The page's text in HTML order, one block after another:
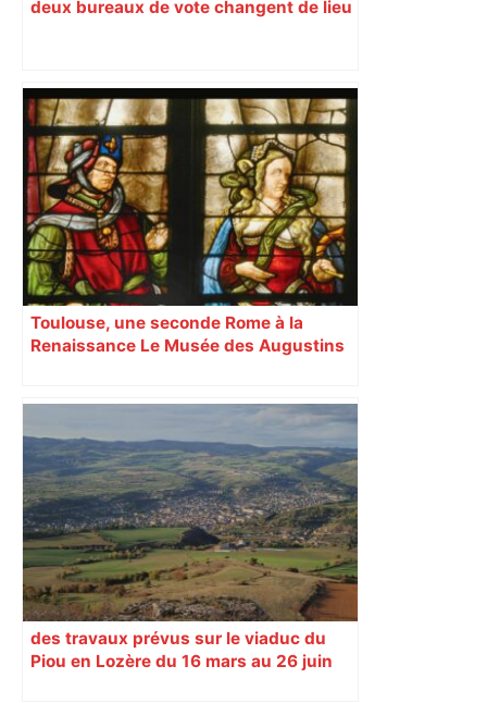
deux bureaux de vote changent de lieu
Toulouse, une seconde Rome à la
Renaissance Le Musée des Augustins
Renaissance toulousaine. L’occasion
pour les visiteurs de découvrir des
pièces rares et méconnues.
des travaux prévus sur le viaduc du
Piou en Lozère du 16 mars au 26 juin